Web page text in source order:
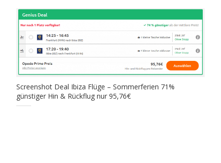
Screenshot Deal Ibiza Flüge – Sommerferien 71%
günstiger Hin & Rückflug nur 95,76€